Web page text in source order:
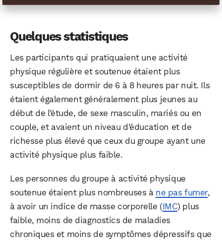
Quelques statistiques
Les participants qui pratiquaient une activité
physique régulière et soutenue étaient plus
susceptibles de dormir de 6 à 8 heures par nuit. Ils
étaient également généralement plus jeunes au
début de l’étude, de sexe masculin, mariés ou en
couple, et avaient un niveau d’éducation et de
richesse plus élevé que ceux du groupe ayant une
activité physique plus faible.
Les personnes du groupe à activité physique
soutenue étaient plus nombreuses à ne pas fumer,
à avoir un indice de masse corporelle (IMC) plus
faible, moins de diagnostics de maladies
chroniques et moins de symptômes dépressifs que
WhatsApp Email